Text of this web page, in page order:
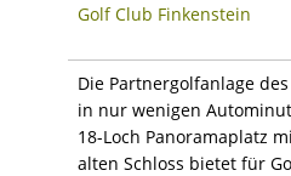
Golf Club Finkenstein
Die Partnergolfanlage
in nur wenigen
18-Loch Panoramaplatz
alten Schloss bietet für